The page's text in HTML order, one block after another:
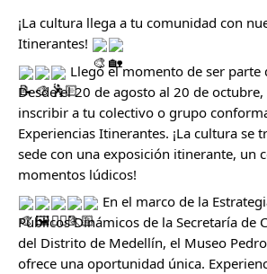
¡La cultura llega a tu comunidad con
Itinerantes!
Llegó el momento de ser parte
Desde el 20 de agosto al 20 de
inscribir a tu colectivo o grupo
Experiencias Itinerantes. ¡La cultura se
sede con una exposición itinerante, un
momentos lúdicos!
En el marco de la
Públicos Dinámicos de la Secretaría de
del Distrito de Medellín, el Museo
ofrece una oportunidad única.